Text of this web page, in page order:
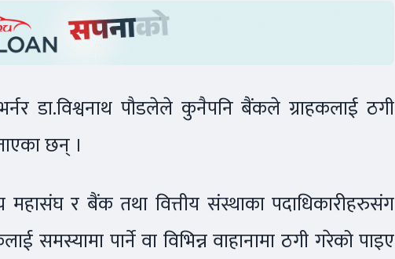
डा.विश्वनाथ पौडलेले कुनैपनि बैंकले ग्राहकलाई ठगी
छन् ।
महासंघ र बैंक तथा वित्तीय संस्थाका पदाधिकारीहरुसंग
समस्यामा पार्ने वा विभिन्न वाहानामा ठगी गरेको पाइए